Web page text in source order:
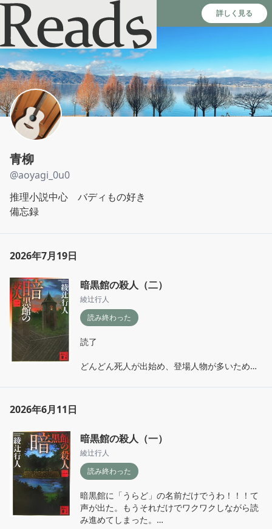
Reads - 読書のSNS＆記録アプリ 詳しく見る
青柳
@aoyagi_0u0
推理小説中心　バディもの好き
備忘録
2026年7月19日
暗黒館の殺人（二）
綾辻行人
読み終わった
読了
どんどん死人が出始め、登場人物が多いために
2026年6月11日
暗黒館の殺人（一）
綾辻行人
読み終わった
暗黒館に「うらど」の名前だけでうわ！！！て
声が出た。もうそれだけでワクワクしながら読
み進めてしまった。